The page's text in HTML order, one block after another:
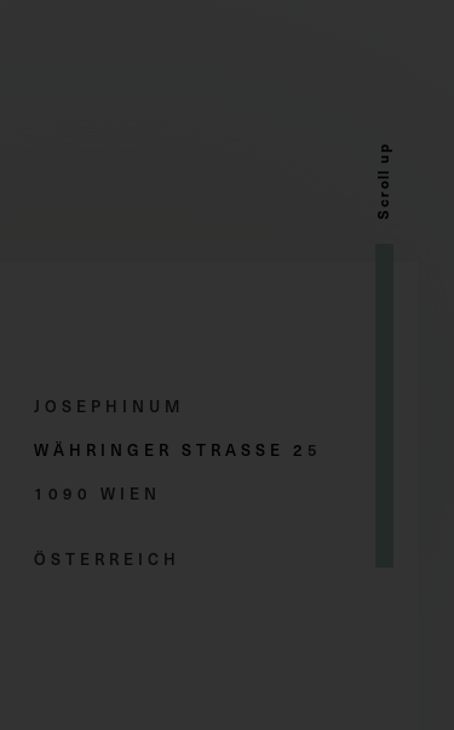
Scroll up
JOSEPHINUM
WÄHRINGER STRASSE 2 5
1090 WIEN
ÖSTERREICH